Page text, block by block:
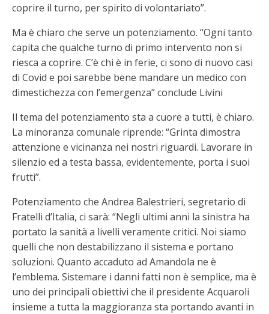
coprire il turno, per spirito di volontariato”.
Ma è chiaro che serve un potenziamento. “Ogni tanto
capita che qualche turno di primo intervento non si
riesca a coprire. C’è chi è in ferie, ci sono di nuovo casi
di Covid e poi sarebbe bene mandare un medico con
dimestichezza con l’emergenza” conclude Livini
Il tema del potenziamento sta a cuore a tutti, è chiaro.
La minoranza comunale riprende: “Grinta dimostra
attenzione e vicinanza nei nostri riguardi. Lavorare in
silenzio ed a testa bassa, evidentemente, porta i suoi
frutti”.
Potenziamento che Andrea Balestrieri, segretario di
Fratelli d’Italia, ci sarà: “Negli ultimi anni la sinistra ha
portato la sanità a livelli veramente critici. Noi siamo
quelli che non destabilizzano il sistema e portano
soluzioni. Quanto accaduto ad Amandola ne è
l’emblema. Sistemare i danni fatti non è semplice, ma è
uno dei principali obiettivi che il presidente Acquaroli
insieme a tutta la maggioranza sta portando avanti in